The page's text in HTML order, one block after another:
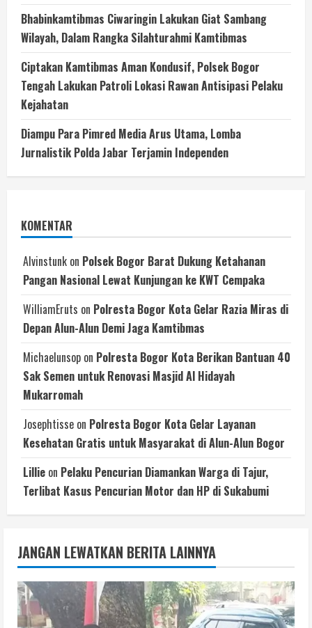
Bhabinkamtibmas Ciwaringin Lakukan Giat Sambang
Wilayah, Dalam Rangka Silahturahmi Kamtibmas
Ciptakan Kamtibmas Aman Kondusif, Polsek Bogor
Tengah Lakukan Patroli Lokasi Rawan Antisipasi Pelaku
Kejahatan
Diampu Para Pimred Media Arus Utama, Lomba
Jurnalistik Polda Jabar Terjamin Independen
KOMENTAR
Alvinstunk on Polsek Bogor Barat Dukung Ketahanan
Pangan Nasional Lewat Kunjungan ke KWT Cempaka
WilliamEruts on Polresta Bogor Kota Gelar Razia Miras di
Depan Alun-Alun Demi Jaga Kamtibmas
Michaelunsop on Polresta Bogor Kota Berikan Bantuan 40
Sak Semen untuk Renovasi Masjid Al Hidayah
Mukarromah
Josephtisse on Polresta Bogor Kota Gelar Layanan
Kesehatan Gratis untuk Masyarakat di Alun-Alun Bogor
Lillie on Pelaku Pencurian Diamankan Warga di Tajur,
Terlibat Kasus Pencurian Motor dan HP di Sukabumi
JANGAN LEWATKAN BERITA LAINNYA